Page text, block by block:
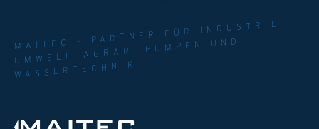
MAITEC - PARTNER FÜR INDUSTRIE.
UMWELT. AGRAR. PUMPEN UND
WASSERTECHNIK